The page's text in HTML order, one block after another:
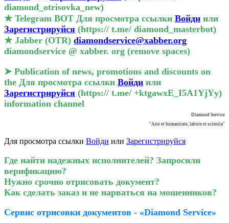
diamond_otrisovka_new)
★ Telegram BOT Для просмотра ссылки Войди или
Зарегистрируйся (https:// t.me/ diamond_masterbot)
★ Jabber (OTR) diamondservice@xabber.org
diamondservice @ xabber. org (remove spaces)
➤ Publication of news, promotions and discounts on
the Для просмотра ссылки Войди или
Зарегистрируйся (https:// t.me/ +ktgawxE_I5A1YjYy)
information channel
Diamond Service
"Arte et humanitate, labore et scientia"
Для просмотра ссылки Войди или Зарегистрируйся
Где найти надежных исполнителей? Запросили
верификацию?
Нужно срочно отрисовать документ?
Как сделать заказ и не нарваться на мошенников?
Сервис отрисовки документов - «Diamond Service»